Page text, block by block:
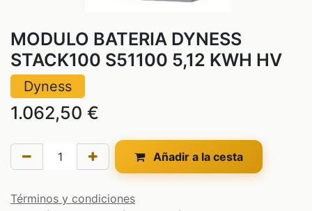
MODULO BATERIA DYNESS
STACK100 S51100 5,12 KWH HV
Dyness
1.062,50 €
Añadir a la cesta
Términos y condiciones